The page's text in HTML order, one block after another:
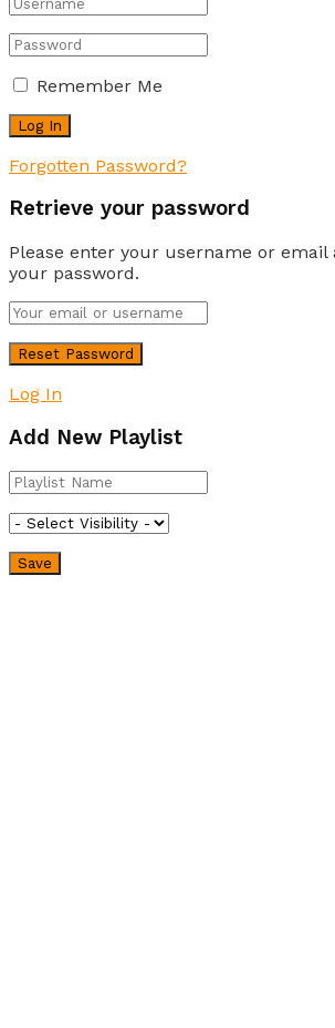
Remember Me
Forgotten Password?
Retrieve your password
Please enter your username or email
your password.
Log In
Add New Playlist